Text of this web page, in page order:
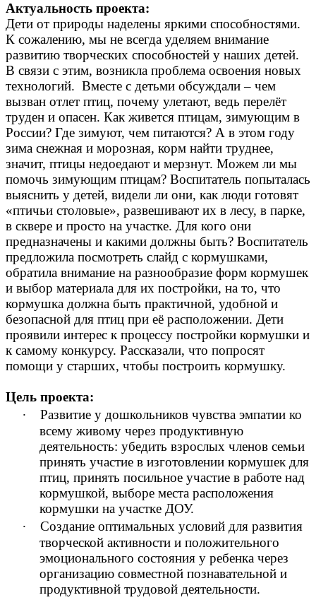
Актуальность проекта:
Дети от природы наделены яркими способностями.
К сожалению, мы не всегда уделяем внимание
развитию творческих способностей у наших детей.
В связи с этим, возникла проблема освоения новых
технологий. Вместе с детьми обсуждали – чем
вызван отлет птиц, почему улетают, ведь перелёт
труден и опасен. Как живется птицам, зимующим в
России? Где зимуют, чем питаются? А в этом году
зима снежная и морозная, корм найти труднее,
значит, птицы недоедают и мерзнут. Можем ли мы
помочь зимующим птицам? Воспитатель попыталась
выяснить у детей, видели ли они, как люди готовят
«птичьи столовые», развешивают их в лесу, в парке,
в сквере и просто на участке. Для кого они
предназначены и какими должны быть? Воспитатель
предложила посмотреть слайд с кормушками,
обратила внимание на разнообразие форм кормушек
и выбор материала для их постройки, на то, что
кормушка должна быть практичной, удобной и
безопасной для птиц при её расположении. Дети
проявили интерес к процессу постройки кормушки и
к самому конкурсу. Рассказали, что попросят
помощи у старших, чтобы построить кормушку.
Цель проекта:
∙
Развитие у дошкольников чувства эмпатии ко
всему живому через продуктивную
деятельность: убедить взрослых членов семьи
принять участие в изготовлении кормушек для
птиц, принять посильное участие в работе над
кормушкой, выборе места расположения
кормушки на участке ДОУ.
∙
Создание оптимальных условий для развития
творческой активности и положительного
эмоционального состояния у ребенка через
организацию совместной познавательной и
продуктивной трудовой деятельности.